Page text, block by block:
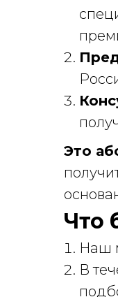
Это
Что
Наш
В